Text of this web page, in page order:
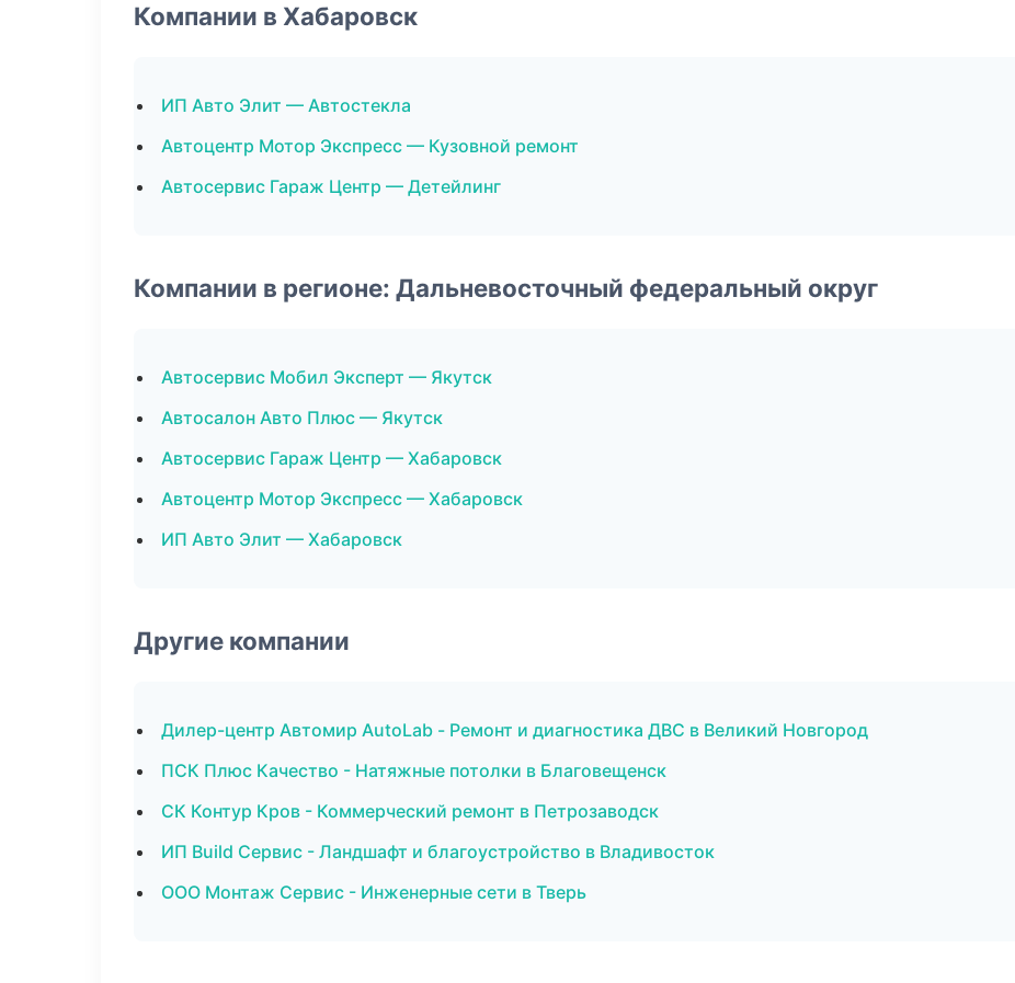
Компании в Хабаровск
ИП Авто Элит — Автостекла
Автоцентр Мотор Экспресс — Кузовной ремонт
Автосервис Гараж Центр — Детейлинг
Компании в регионе: Дальневосточный федеральный округ
Автосервис Мобил Эксперт — Якутск
Автосалон Авто Плюс — Якутск
Автосервис Гараж Центр — Хабаровск
Автоцентр Мотор Экспресс — Хабаровск
ИП Авто Элит — Хабаровск
Другие компании
Дилер-центр Автомир AutoLab - Ремонт и диагностика ДВС в Великий Новгород
ПСК Плюс Качество - Натяжные потолки в Благовещенск
СК Контур Кров - Коммерческий ремонт в Петрозаводск
ИП Build Сервис - Ландшафт и благоустройство в Владивосток
ООО Монтаж Сервис - Инженерные сети в Тверь